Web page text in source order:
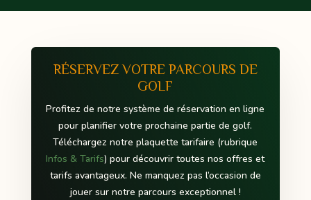
RÉSERVEZ VOTRE PARCOURS DE
GOLF
Profitez de notre système de réservation en ligne
pour planifier votre prochaine partie de golf.
Téléchargez notre plaquette tarifaire (rubrique
Infos & Tarifs) pour découvrir toutes nos offres et
tarifs avantageux. Ne manquez pas l’occasion de
jouer sur notre parcours exceptionnel !